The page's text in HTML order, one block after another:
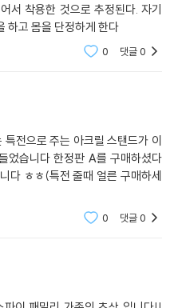
서 착용한 것으로 추정된다. 자기
하고 몸을 단정하게 한다
0 댓글0
전으로 주는 아크릴 스탠드가 이
었습니다 한정판 A를 구매하셨다
다 ㅎㅎ(특전 줄때 얼른 구매하세
0 댓글0